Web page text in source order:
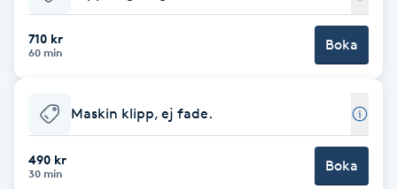
Babylights
Balayage
Barber
710 kr
60 min Boka
Maskin klipp, ej fade.
490 kr
30 min Boka